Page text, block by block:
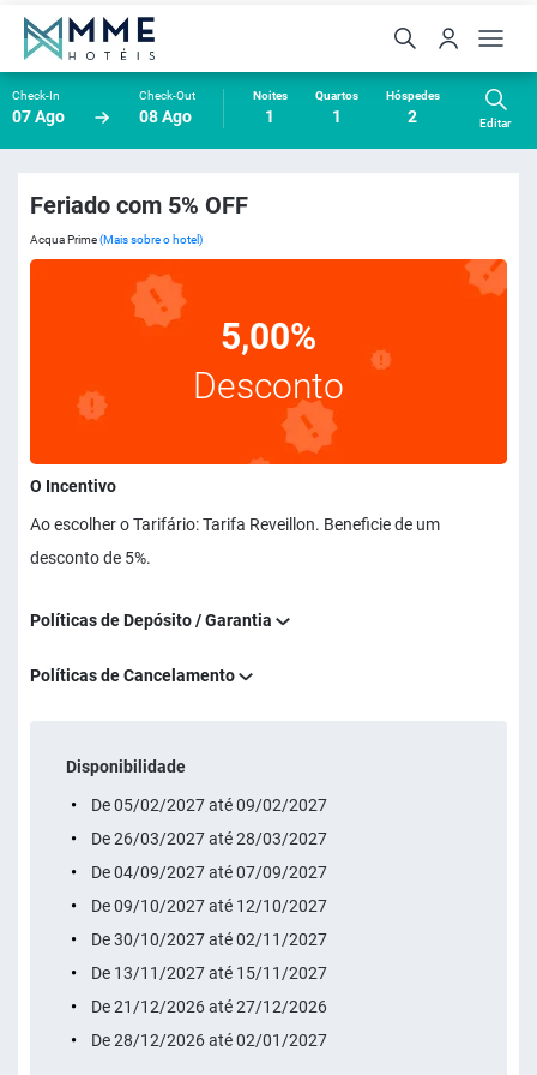
Check-In
07 Ago
Check-Out
08 Ago
Noites
1
Quartos
1
Hóspedes
2 Editar
Feriado com 5% OFF
Acqua Prime(Mais sobre o hotel)
5,00%
Desconto
O Incentivo
Ao escolher o Tarifário: Tarifa Reveillon. Beneficie de um
desconto de 5%.
Políticas de Depósito / Garantia
Políticas de Cancelamento
Disponibilidade
De 05/02/2027 até 09/02/2027
De 26/03/2027 até 28/03/2027
De 04/09/2027 até 07/09/2027
De 09/10/2027 até 12/10/2027
De 30/10/2027 até 02/11/2027
De 13/11/2027 até 15/11/2027
De 21/12/2026 até 27/12/2026
De 28/12/2026 até 02/01/2027